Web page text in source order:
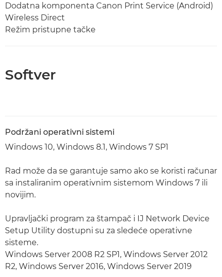
Dodatna komponenta Canon Print Service (Android)
Wireless Direct
Režim pristupne tačke
Softver
Podržani operativni sistemi
Windows 10, Windows 8.1, Windows 7 SP1
Rad može da se garantuje samo ako se koristi računar
sa instaliranim operativnim sistemom Windows 7 ili
novijim.
Upravljački program za štampač i IJ Network Device
Setup Utility dostupni su za sledeće operativne
sisteme.
Windows Server 2008 R2 SP1, Windows Server 2012
R2, Windows Server 2016, Windows Server 2019